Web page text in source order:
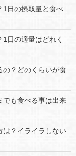
1日の摂取量と食べ
日の適量はどれく
の？どのくらいが食
でも食べる事は出来
は？イライラしない